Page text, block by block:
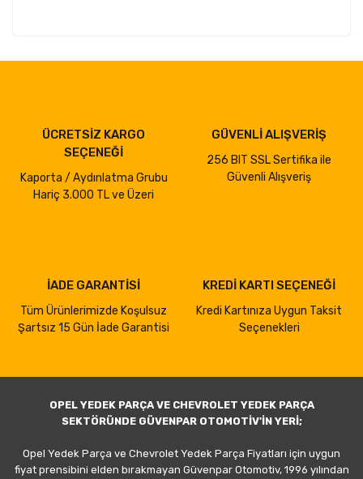
ÜCRETSİZ KARGO
SEÇENEĞİ
Kaporta / Aydınlatma Grubu
Hariç 3.000 TL ve Üzeri
GÜVENLİ ALIŞVERİŞ
256 BIT SSL Sertifika ile
Güvenli Alışveriş
İADE GARANTİSİ
Tüm Ürünlerimizde Koşulsuz
Şartsız 15 Gün İade Garantisi
KREDİ KARTI SEÇENEĞİ
Kredi Kartınıza Uygun Taksit
Seçenekleri
OPEL YEDEK PARÇA VE CHEVROLET YEDEK PARÇA
SEKTÖRÜNDE GÜVENPAR OTOMOTİV'İN YERİ;
Opel Yedek Parça ve Chevrolet Yedek Parça Fiyatları için uygun
fiyat prensibini elden bırakmayan Güvenpar Otomotiv, 1996 yılından